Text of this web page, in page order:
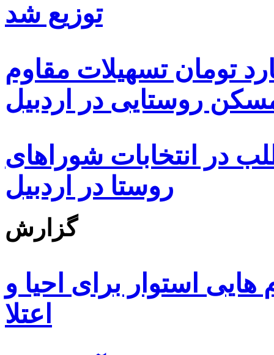
توزیع شد
هزار و ۴۸۰ میلیارد تومان تسهیلات مقاوم
روستایی در اردبیل
از ۵۰۰۰ داوطلب در انتخابات شوراهای
روستا در اردبیل
گزارش
استوار برای احیا و
اعتلا